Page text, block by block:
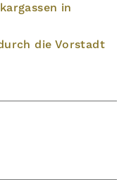
in
die Vorstadt